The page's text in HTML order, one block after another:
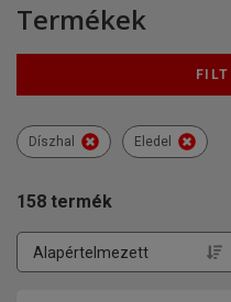
Termékek
158 termék
Díszhal Eledel